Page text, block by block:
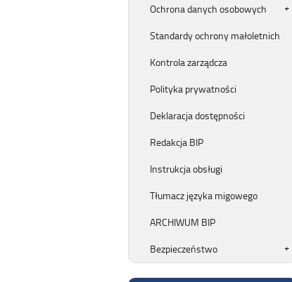
Ochrona danych osobowych
Standardy ochrony małoletnich
Kontrola zarządcza
Polityka prywatności
Deklaracja dostępności
Redakcja BIP
Instrukcja obsługi
Tłumacz języka migowego
ARCHIWUM BIP
Bezpieczeństwo